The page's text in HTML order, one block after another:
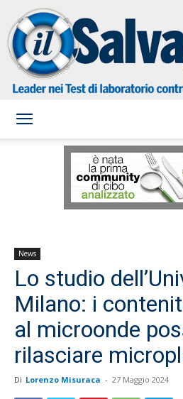
News
Lo studio
Milano: i
al microonde
rilasciare
Di Lorenzo Misuraca - 27 Maggio 2024